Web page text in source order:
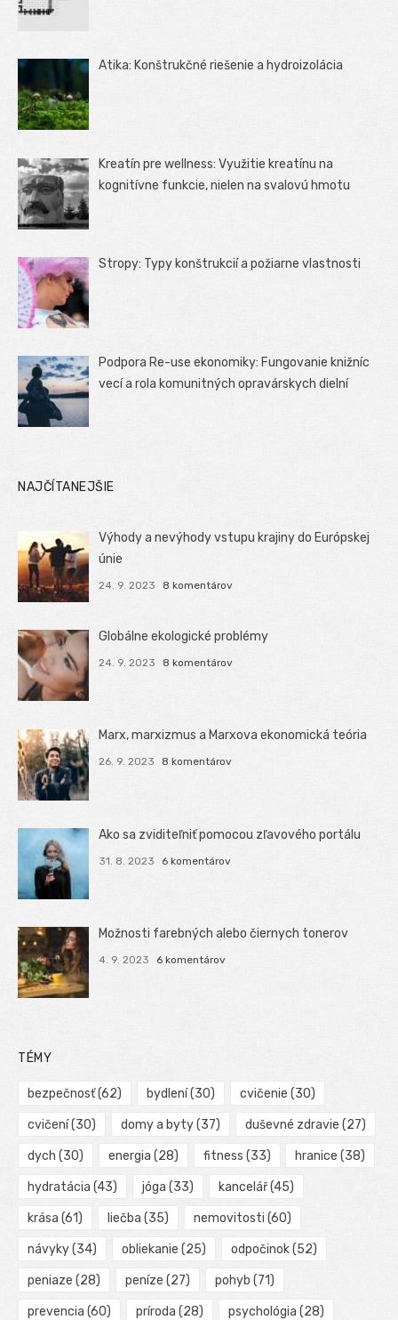
Atika: Konštrukčné riešenie a hydroizolácia
Kreatín pre wellness: Využitie kreatínu na
kognitívne funkcie, nielen na svalovú hmotu
Stropy: Typy konštrukcií a požiarne vlastnosti
Podpora Re-use ekonomiky: Fungovanie knižníc
vecí a rola komunitných opravárskych dielní
NAJČÍTANEJŠIE
Výhody a nevýhody vstupu krajiny do Európskej
únie
24. 9. 2023 8 komentárov
Globálne ekologické problémy
24. 9. 2023 8 komentárov
Marx, marxizmus a Marxova ekonomická teória
26. 9. 2023 8 komentárov
Ako sa zviditeľniť pomocou zľavového portálu
31. 8. 2023 6 komentárov
Možnosti farebných alebo čiernych tonerov
4. 9. 2023 6 komentárov
TÉMY
bezpečnosť(62) bydlení(30) cvičenie (30)
cvičení(30) domy a byty(37) duševné zdravie (27)
dych (30) energia (28) fitness (33) hranice (38)
hydratácia (43) jóga (33) kancelář(45)
krása (61) liečba (35) nemovitosti (60)
návyky(34) obliekanie (25) odpočinok(52)
peniaze (28) peníze (27) pohyb (71)
prevencia (60) príroda (28) psychológia (28)